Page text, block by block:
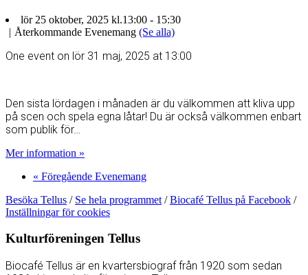
lör 25 oktober, 2025 kl.13:00 - 15:30
| Återkommande Evenemang (Se alla)
One event on lör 31 maj, 2025 at 13:00
Den sista lördagen i månaden är du välkommen att kliva upp
på scen och spela egna låtar! Du är också välkommen enbart
som publik för…
Mer information »
« Föregående Evenemang
Besöka Tellus / Se hela programmet /Biocafé Tellus på Facebook /
Inställningar för cookies
Kulturföreningen Tellus
Biocafé Tellus är en kvartersbiograf från 1920 som sedan